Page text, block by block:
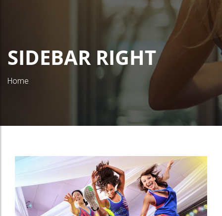
SIDEBAR RIGHT
Home